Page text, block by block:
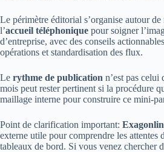
Le périmètre éditorial s’organise autour
l’accueil téléphonique pour soigner
d’entreprise, avec des conseils
opérations et standardisation des flux.
Le rythme de publication n’est pas celui
mois peut rester pertinent si la procédure
maillage interne pour construire ce mini-
Point de clarification important:
externe utile pour comprendre les attentes
tableaux de bord. Si vous venez chercher